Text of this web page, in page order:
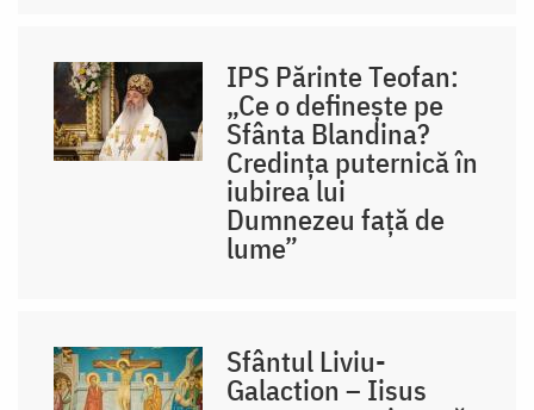
IPS Părinte Teofan:
„Ce o definește pe
Sfânta Blandina?
Credința puternică în
iubirea lui
Dumnezeu față de
lume”
Sfântul Liviu-
Galaction – Iisus